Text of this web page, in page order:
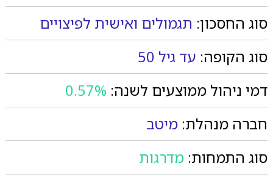
סוג החסכון: תגמולים ואישית לפיצויים
סוג הקופה: עד גיל 50
דמי ניהול ממוצעים לשנה: 0.57%
חברה מנהלת: מיטב
סוג התמחות: מדרגות